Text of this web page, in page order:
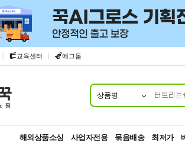
| 교육센터 | 에그돔
상품명
해외상품소싱 사업자전용 묶음배송 최저가